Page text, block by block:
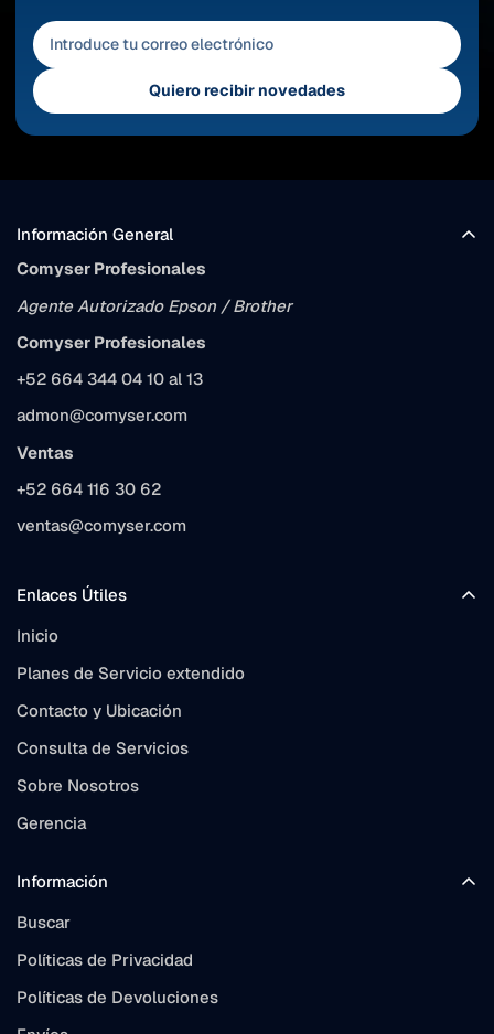
Quiero recibir novedades
Información General
Comyser Profesionales
Agente Autorizado Epson / Brother
Comyser Profesionales
+52 664 344 04 10 al 13
admon@comyser.com
Ventas
+52 664 116 30 62
ventas@comyser.com
Enlaces Útiles
Inicio
Planes de Servicio extendido
Contacto y Ubicación
Consulta de Servicios
Sobre Nosotros
Gerencia
Información
Buscar
Políticas de Privacidad
Políticas de Devoluciones